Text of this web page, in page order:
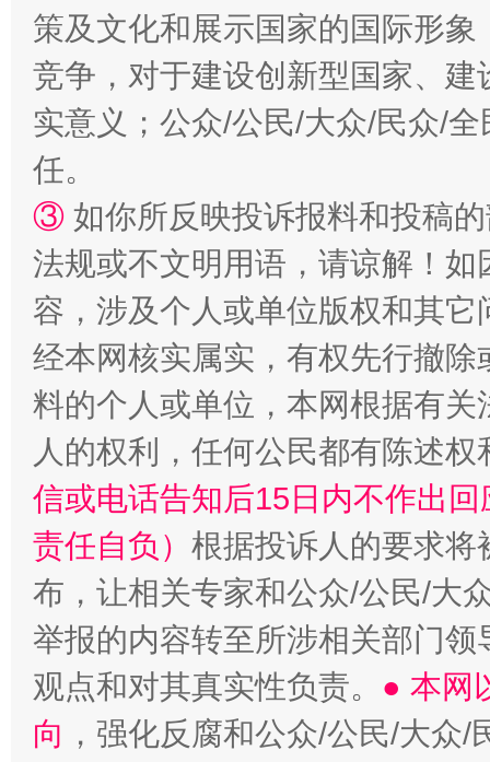
策及文化和展示国家的国际形
竞争，对于建设创新型国家、
实意义；公众/公民/大众/民众/
任。
③ 如你所反映投诉报料和投稿
法规或不文明用语，请谅解！
容，涉及个人或单位版权和其它
经本网核实属实，有权先行撤
料的个人或单位，本网根据有
人的权利，任何公民都有陈述
信或电话告知后15日内不作出
责任自负） 根据投诉人的要求将
布，让相关专家和公众/公民/大
举报的内容转至所涉相关部门
观点和对其真实性负责。 ● 本网
向 ，强化反腐和公众/公民/大众